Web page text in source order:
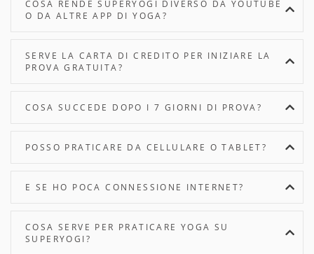
COSA RENDE SUPERYOGI DIVERSO DA YOUTUBE
O DA ALTRE APP DI YOGA?
SERVE LA CARTA DI CREDITO PER INIZIARE LA
PROVA GRATUITA?
COSA SUCCEDE DOPO I 7 GIORNI DI PROVA?
POSSO PRATICARE DA CELLULARE O TABLET?
E SE HO POCA CONNESSIONE INTERNET?
COSA SERVE PER PRATICARE YOGA SU
SUPERYOGI?